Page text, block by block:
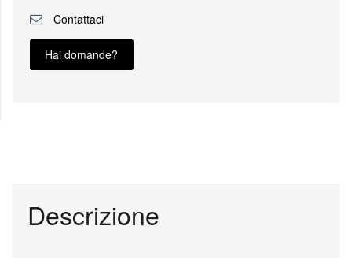
Contattaci
Hai domande?
Descrizione